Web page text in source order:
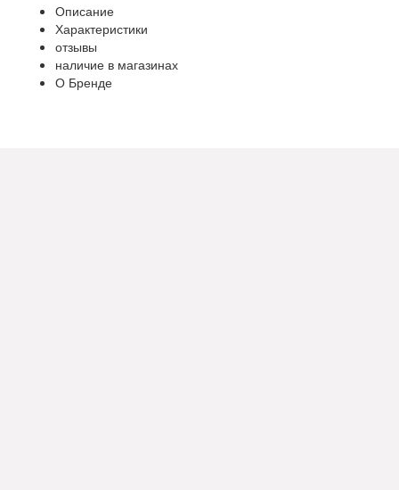
Описание
Характеристики
отзывы
наличие в магазинах
О Бренде